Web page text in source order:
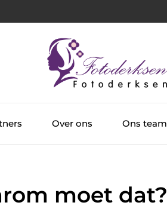
Over ons Ons team
moet dat?